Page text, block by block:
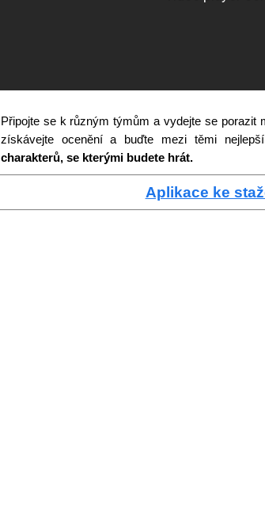
Připojte se k různým týmům a vydejte se porazit
získávejte ocenění a buďte mezi těmi
charakterů, se kterými budete hrát.
Aplikace ke